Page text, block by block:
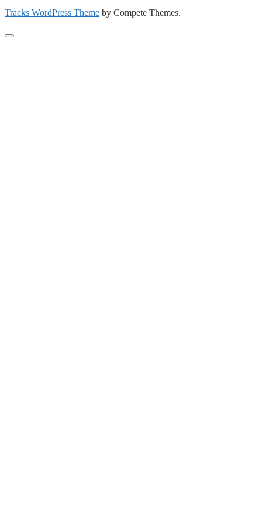
Tracks WordPress Theme by Compete Themes.